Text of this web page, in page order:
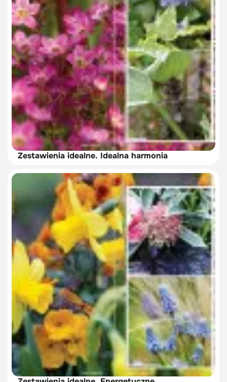
Zestawienia idealne. Idealna harmonia